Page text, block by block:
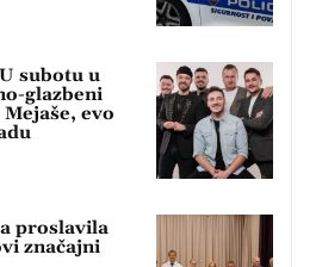
subotu u
glazbeni
evo
proslavila
značajni